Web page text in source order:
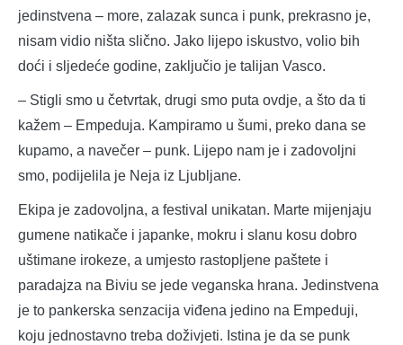
jedinstvena – more, zalazak sunca i punk, prekrasno je,
nisam vidio ništa slično. Jako lijepo iskustvo, volio bih
doći i sljedeće godine, zaključio je talijan Vasco.
– Stigli smo u četvrtak, drugi smo puta ovdje, a što da ti
kažem – Empeduja. Kampiramo u šumi, preko dana se
kupamo, a navečer – punk. Lijepo nam je i zadovoljni
smo, podijelila je Neja iz Ljubljane.
Ekipa je zadovoljna, a festival unikatan. Marte mijenjaju
gumene natikače i japanke, mokru i slanu kosu dobro
uštimane irokeze, a umjesto rastopljene paštete i
paradajza na Biviu se jede veganska hrana. Jedinstvena
je to pankerska senzacija viđena jedino na Empeduji,
koju jednostavno treba doživjeti. Istina je da se punk